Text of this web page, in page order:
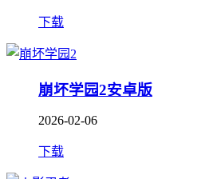
下载
崩坏学园2安卓版
2026-02-06
下载